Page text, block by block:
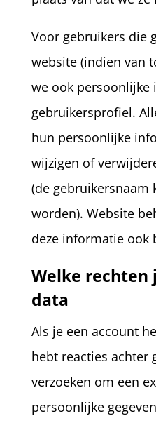
Voor gebruikers die
website (indien van
we ook
gebruikersprofiel.
hun persoonlijke
wijzigen of
(de gebruikersnaam
worden). Website
deze informatie ook
Welke rechten
data
Als je een account
hebt reacties achter
verzoeken om een
persoonlijke